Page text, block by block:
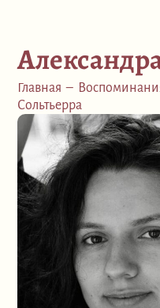
Главная –
Сольтьерра